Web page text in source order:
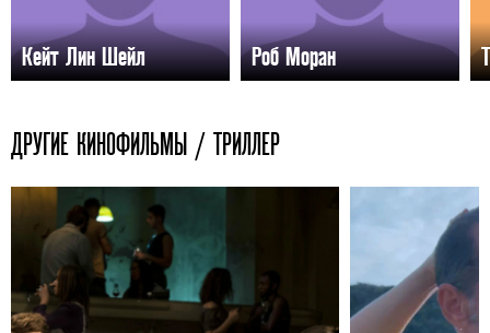
Кейт Лин Шейл Роб Моран
ДРУГИЕ КИНОФИЛЬМЫ / ТРИЛЛЕР